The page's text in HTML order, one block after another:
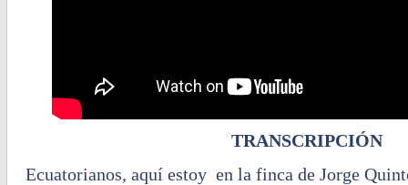
TRANSCRIPCIÓN
Ecuatorianos, aquí estoy en la finca de Jorge